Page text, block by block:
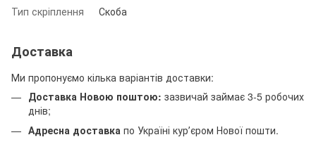
Тип скріплення Скоба
Доставка
Ми пропонуємо кілька варіантів доставки:
Доставка Новою поштою: зазвичай займає 3-5 робочих
днів;
Адресна доставка по Україні курʼєром Нової пошти.